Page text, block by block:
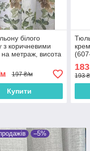
білого
з коричневими
на метраж, висота
197 ₴/м
Купити
183
193
–5%